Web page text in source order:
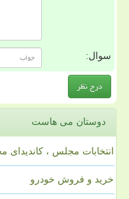
سوال:
دوستان می هاست
انتخابات مجلس ، کاندیدای
خرید و فروش خودرو